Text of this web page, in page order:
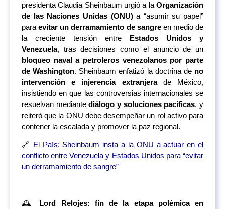
presidenta Claudia Sheinbaum urgió a la Organización
de las Naciones Unidas (ONU)a “asumir su papel”
paraevitar un derramamiento de sangreen medio de
la creciente tensión entre Estados Unidos y
Venezuela, tras decisiones como el anuncio de un
bloqueo naval a petroleros venezolanos por parte
de Washington. Sheinbaum enfatizó la doctrina de no
intervención e injerencia extranjerade México,
insistiendo en que las controversias internacionales se
resuelvan mediantediálogo y soluciones pacíficas, y
reiteró que la ONU debe desempeñar un rol activo para
contener la escalada y promover la paz regional.
🔗 El País: Sheinbaum insta a la ONU a actuar en el
conflicto entre Venezuela y Estados Unidos para “evitar
un derramamiento de sangre”
🕰️ Lord Relojes: fin de la etapa polémica en